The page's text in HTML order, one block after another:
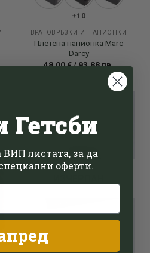
+10
ВРАТОВРЪЗКИ И ПАПИОНКИ
Плетена папионка Marc
Darcy
48.00€/93.88лв.
Гетсби
листата, за да
оферти.